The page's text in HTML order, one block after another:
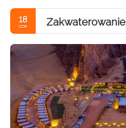
18
cze Zakwaterowanie